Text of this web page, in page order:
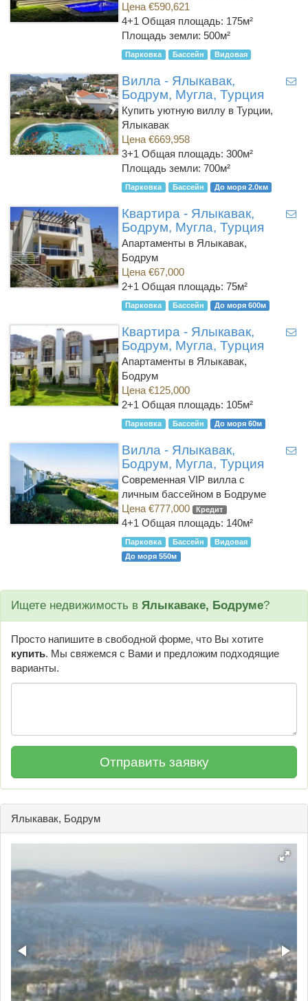
Цена €590,621
4+1 Общая площадь: 175м²
Площадь земли: 500м²
Парковка Бассейн Видовая
Вилла - Ялыкавак,
Бодрум, Мугла, Турция
Купить уютную виллу в Турции,
Ялыкавак
Цена €669,958
3+1 Общая площадь: 300м²
Площадь земли: 700м²
Парковка Бассейн До моря 2.0км
Квартира - Ялыкавак,
Бодрум, Мугла, Турция
Апартаменты в Ялыкавак,
Бодрум
Цена €67,000
2+1 Общая площадь: 75м²
Парковка Бассейн До моря 600м
Квартира - Ялыкавак,
Бодрум, Мугла, Турция
Апартаменты в Ялыкавак,
Бодрум
Цена €125,000
2+1 Общая площадь: 105м²
Парковка Бассейн До моря 60м
Вилла - Ялыкавак,
Бодрум, Мугла, Турция
Современная VIP вилла с
личным бассейном в Бодруме
Цена €777,000
Кредит
4+1 Общая площадь: 140м²
Парковка Бассейн
Видовая
До моря 550м
Ищете недвижимость в Ялыкаваке, Бодруме?
Просто напишите в свободной форме, что Вы хотите
купить. Мы свяжемся с Вами и предложим подходящие
варианты.
Ялыкавак, Бодрум